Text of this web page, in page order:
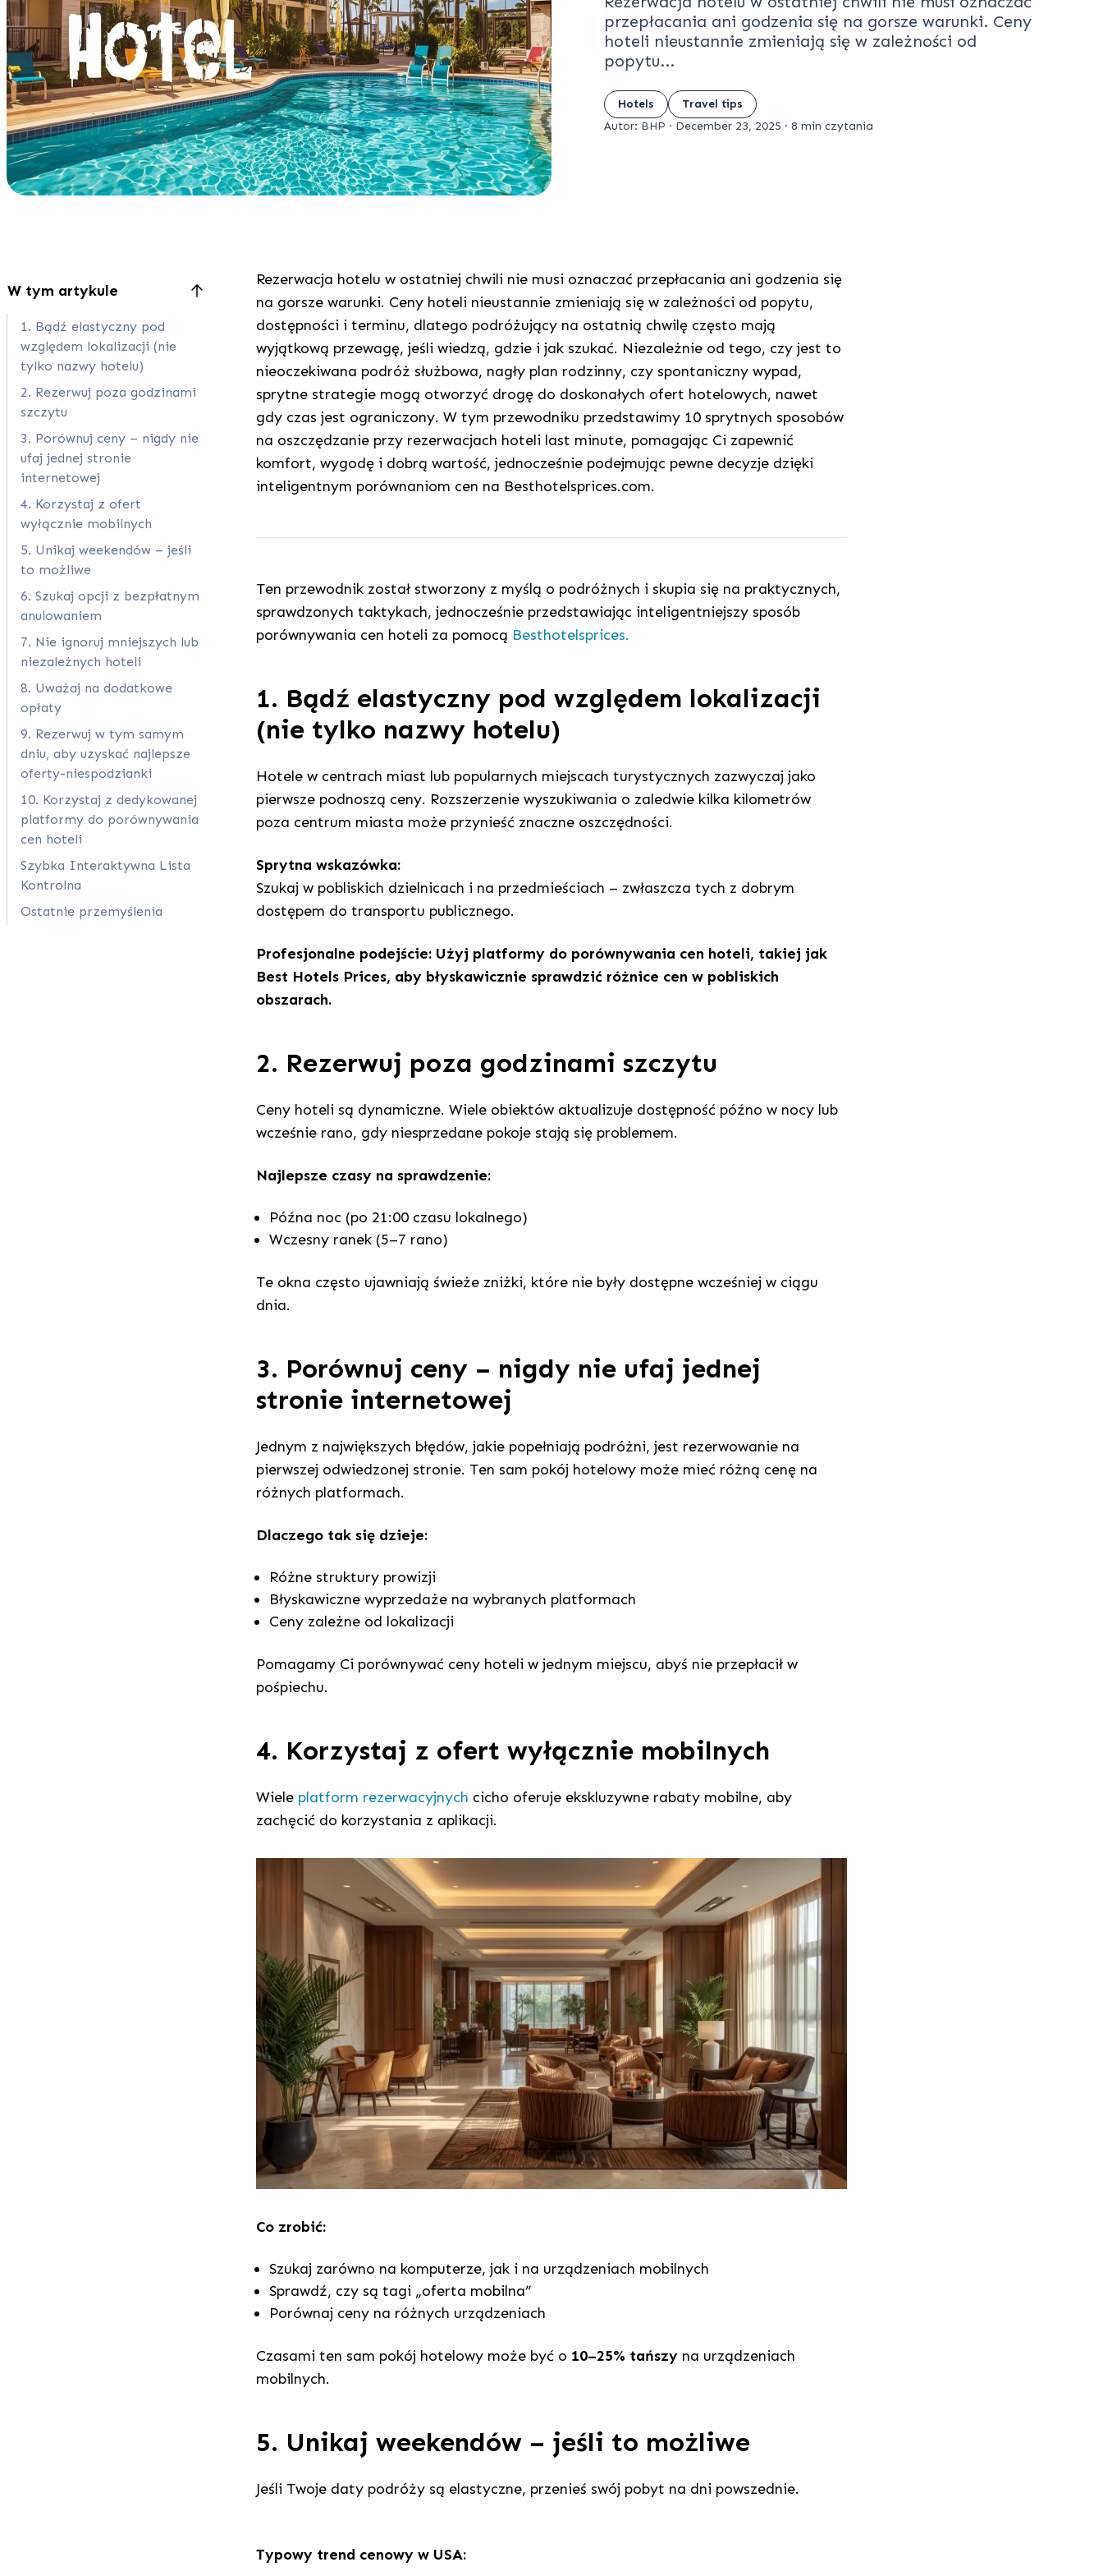
przepłacania ani godzenia się na gorsze warunki. Ceny
hoteli nieustannie zmieniają się w zależności od
popytu...
Hotels
Travel tips
Autor: BHP · December 23, 2025 · 8 min czytania
W tym artykule
1. Bądź elastyczny pod
względem lokalizacji (nie
tylko nazwy hotelu)
2. Rezerwuj poza godzinami
szczytu
3. Porównuj ceny – nigdy nie
ufaj jednej stronie
internetowej
4. Korzystaj z ofert
wyłącznie mobilnych
5. Unikaj weekendów – jeśli
to możliwe
6. Szukaj opcji z bezpłatnym
anulowaniem
7. Nie ignoruj mniejszych lub
niezależnych hoteli
8. Uważaj na dodatkowe
opłaty
9. Rezerwuj w tym samym
dniu, aby uzyskać najlepsze
oferty-niespodzianki
10. Korzystaj z dedykowanej
platformy do porównywania
cen hoteli
Szybka Interaktywna Lista
Kontrolna
Ostatnie przemyślenia
Rezerwacja hotelu w ostatniej chwili nie musi oznaczać przepłacania ani godzenia się
na gorsze warunki. Ceny hoteli nieustannie zmieniają się w zależności od popytu,
dostępności i terminu, dlatego podróżujący na ostatnią chwilę często mają
wyjątkową przewagę, jeśli wiedzą, gdzie i jak szukać. Niezależnie od tego, czy jest to
nieoczekiwana podróż służbowa, nagły plan rodzinny, czy spontaniczny wypad,
sprytne strategie mogą otworzyć drogę do doskonałych ofert hotelowych, nawet
gdy czas jest ograniczony. W tym przewodniku przedstawimy 10 sprytnych sposobów
na oszczędzanie przy rezerwacjach hoteli last minute, pomagając Ci zapewnić
komfort, wygodę i dobrą wartość, jednocześnie podejmując pewne decyzje dzięki
inteligentnym porównaniom cen na Besthotelsprices.com.
Ten przewodnik został stworzony z myślą o podróżnych i skupia się na praktycznych,
sprawdzonych taktykach, jednocześnie przedstawiając inteligentniejszy sposób
porównywania cen hoteli za pomocą Besthotelsprices.
1. Bądź elastyczny pod względem lokalizacji
(nie tylko nazwy hotelu)
Hotele w centrach miast lub popularnych miejscach turystycznych zazwyczaj jako
pierwsze podnoszą ceny. Rozszerzenie wyszukiwania o zaledwie kilka kilometrów
poza centrum miasta może przynieść znaczne oszczędności.
Sprytna wskazówka:
Szukaj w pobliskich dzielnicach i na przedmieściach – zwłaszcza tych z dobrym
dostępem do transportu publicznego.
Profesjonalne podejście: Użyj platformy do porównywania cen hoteli, takiej jak
Best Hotels Prices, aby błyskawicznie sprawdzić różnice cen w pobliskich
obszarach.
2. Rezerwuj poza godzinami szczytu
Ceny hoteli są dynamiczne. Wiele obiektów aktualizuje dostępność późno w nocy lub
wcześnie rano, gdy niesprzedane pokoje stają się problemem.
Najlepsze czasy na sprawdzenie:
Późna noc (po 21:00 czasu lokalnego)
Wczesny ranek (5–7 rano)
Te okna często ujawniają świeże zniżki, które nie były dostępne wcześniej w ciągu
dnia.
3. Porównuj ceny – nigdy nie ufaj jednej
stronie internetowej
Jednym z największych błędów, jakie popełniają podróżni, jest rezerwowanie na
pierwszej odwiedzonej stronie. Ten sam pokój hotelowy może mieć różną cenę na
różnych platformach.
Dlaczego tak się dzieje:
Różne struktury prowizji
Błyskawiczne wyprzedaże na wybranych platformach
Ceny zależne od lokalizacji
Pomagamy Ci porównywać ceny hoteli w jednym miejscu, abyś nie przepłacił w
pośpiechu.
4. Korzystaj z ofert wyłącznie mobilnych
Wiele platform rezerwacyjnych cicho oferuje ekskluzywne rabaty mobilne, aby
zachęcić do korzystania z aplikacji.
Co zrobić:
Szukaj zarówno na komputerze, jak i na urządzeniach mobilnych
Sprawdź, czy są tagi „oferta mobilna”
Porównaj ceny na różnych urządzeniach
Czasami ten sam pokój hotelowy może być o 10–25% tańszy na urządzeniach
mobilnych.
5. Unikaj weekendów – jeśli to możliwe
Jeśli Twoje daty podróży są elastyczne, przenieś swój pobyt na dni powszednie.
Typowy trend cenowy w USA: